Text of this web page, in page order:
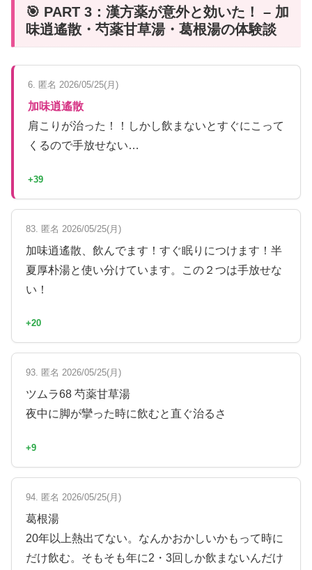
🎯 PART 3：漢方薬が意外と効いた！ – 加
味逍遙散・芍薬甘草湯・葛根湯の体験談
6. 匿名 2026/05/25(月)
加味逍遙散
肩こりが治った！！しかし飲まないとすぐにこって
くるので手放せない…
+39
83. 匿名 2026/05/25(月)
加味逍遙散、飲んでます！すぐ眠りにつけます！半
夏厚朴湯と使い分けています。この２つは手放せな
い！
+20
93. 匿名 2026/05/25(月)
ツムラ68 芍薬甘草湯
夜中に脚が攣った時に飲むと直ぐ治るさ
+9
94. 匿名 2026/05/25(月)
葛根湯
20年以上熱出てない。なんかおかしいかもって時に
だけ飲む。そもそも年に2・3回しか飲まないんだけ